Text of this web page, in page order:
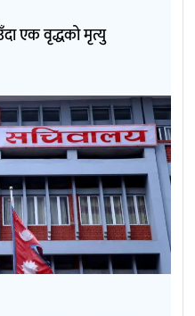
एक वृद्धको मृत्यु